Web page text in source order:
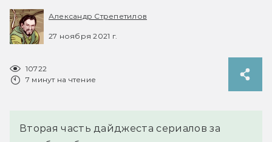
Александр Стрепетилов
27 ноября 2021 г.
10722
7 минут на чтение
Вторая часть дайджеста сериалов за